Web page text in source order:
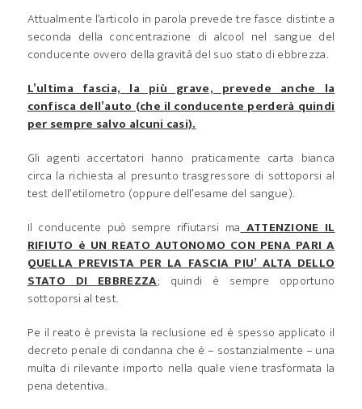
Attualmente l’articolo in parola prevede tre fasce distinte a
seconda della concentrazione di alcool nel sangue del
conducente ovvero della gravità del suo stato di ebbrezza.
L’ultima fascia, la più grave, prevede anche la
confisca dell’auto (che il conducente perderà quindi
per sempre salvo alcuni casi).
Gli agenti accertatori hanno praticamente carta bianca
circa la richiesta al presunto trasgressore di sottoporsi al
test dell’etilometro (oppure dell’esame del sangue).
Il conducente può sempre rifiutarsi maATTENZIONE IL
RIFIUTO è UN REATO AUTONOMO CON PENA PARI A
QUELLA PREVISTA PER LA FASCIA PIU’ ALTA DELLO
STATO DI EBBREZZA; quindi è sempre opportuno
sottoporsi al test.
Pe il reato è prevista la reclusione ed è spesso applicato il
decreto penale di condanna che è – sostanzialmente – una
multa di rilevante importo nella quale viene trasformata la
pena detentiva.